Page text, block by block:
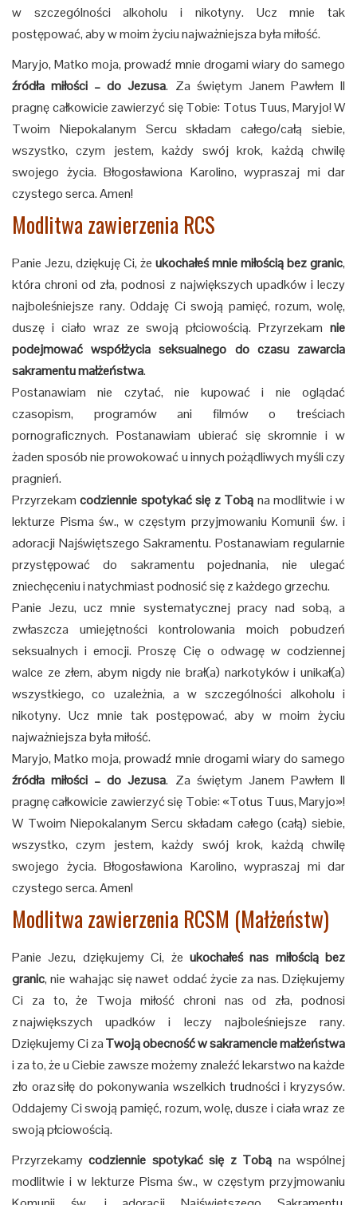
w szczególności alkoholu i nikotyny. Ucz mnie tak
postępować, aby w moim życiu najważniejsza była miłość.
Maryjo, Matko moja, prowadź mnie drogami wiary do samego
źródła miłości – do Jezusa. Za świętym Janem Pawłem II
pragnę całkowicie zawierzyć się Tobie: Totus Tuus, Maryjo! W
Twoim Niepokalanym Sercu składam całego/całą siebie,
wszystko, czym jestem, każdy swój krok, każdą chwilę
swojego życia. Błogosławiona Karolino, wypraszaj mi dar
czystego serca. Amen!
Modlitwa zawierzenia RCS
Panie Jezu, dziękuję Ci, że ukochałeś mnie miłością bez granic,
która chroni od zła, podnosi z największych upadków i leczy
najboleśniejsze rany. Oddaję Ci swoją pamięć, rozum, wolę,
duszę i ciało wraz ze swoją płciowością. Przyrzekam nie
podejmować współżycia seksualnego do czasu zawarcia
sakramentu małżeństwa.
Postanawiam nie czytać, nie kupować i nie oglądać
czasopism, programów ani filmów o treściach
pornograficznych. Postanawiam ubierać się skromnie i w
żaden sposób nie prowokować u innych pożądliwych myśli czy
pragnień.
Przyrzekamcodziennie spotykać się z Tobą na modlitwie i w
lekturze Pisma św., w częstym przyjmowaniu Komunii św. i
adoracji Najświętszego Sakramentu. Postanawiam regularnie
przystępować do sakramentu pojednania, nie ulegać
zniechęceniu i natychmiast podnosić się z każdego grzechu.
Panie Jezu, ucz mnie systematycznej pracy nad sobą, a
zwłaszcza umiejętności kontrolowania moich pobudzeń
seksualnych i emocji. Proszę Cię o odwagę w codziennej
walce ze złem, abym nigdy nie brał(a) narkotyków i unikał(a)
wszystkiego, co uzależnia, a w szczególności alkoholu i
nikotyny. Ucz mnie tak postępować, aby w moim życiu
najważniejsza była miłość.
Maryjo, Matko moja, prowadź mnie drogami wiary do samego
źródła miłości – do Jezusa. Za świętym Janem Pawłem II
pragnę całkowicie zawierzyć się Tobie: «Totus Tuus, Maryjo»!
W Twoim Niepokalanym Sercu składam całego (całą) siebie,
wszystko, czym jestem, każdy swój krok, każdą chwilę
swojego życia. Błogosławiona Karolino, wypraszaj mi dar
czystego serca. Amen!
Modlitwa zawierzenia RCSM (Małżeństw)
Panie Jezu, dziękujemy Ci, że ukochałeś nas miłością bez
granic, nie wahając się nawet oddać życie za nas. Dziękujemy
Ci za to, że Twoja miłość chroni nas od zła, podnosi
z największych upadków i leczy najboleśniejsze rany.
Dziękujemy Ci zaTwoją obecność w sakramencie małżeństwa
i za to, że u Ciebie zawsze możemy znaleźć lekarstwo na każde
zło oraz siłę do pokonywania wszelkich trudności i kryzysów.
Oddajemy Ci swoją pamięć, rozum, wolę, dusze i ciała wraz ze
swoją płciowością.
Przyrzekamycodziennie spotykać się z Tobą na wspólnej
modlitwie i w lekturze Pisma św., w częstym przyjmowaniu